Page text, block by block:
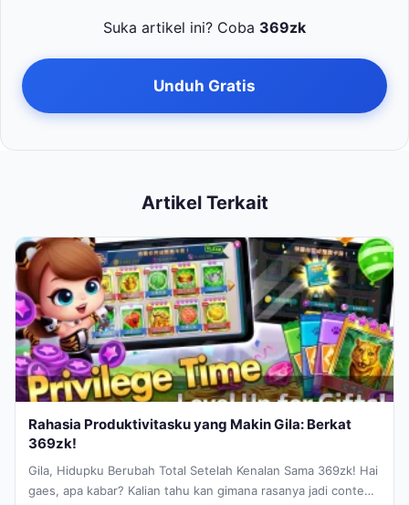
Suka artikel ini? Coba 369zk
Unduh Gratis
Artikel Terkait
Rahasia Produktivitasku yang Makin Gila: Berkat
369zk!
Gila, Hidupku Berubah Total Setelah Kenalan Sama 369zk! Hai
gaes, apa kabar? Kalian tahu kan gimana rasanya jadi content